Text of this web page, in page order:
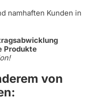
namhaften Kunden in
Produkte
von